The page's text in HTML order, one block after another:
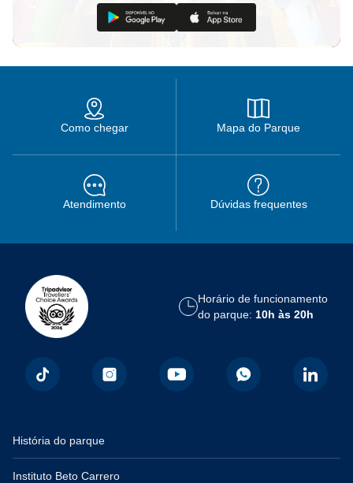
Como chegar Mapa do Parque
Atendimento Dúvidas frequentes
Horário de funcionamento
do parque: 10h às 20h
História do parque
Instituto Beto Carrero